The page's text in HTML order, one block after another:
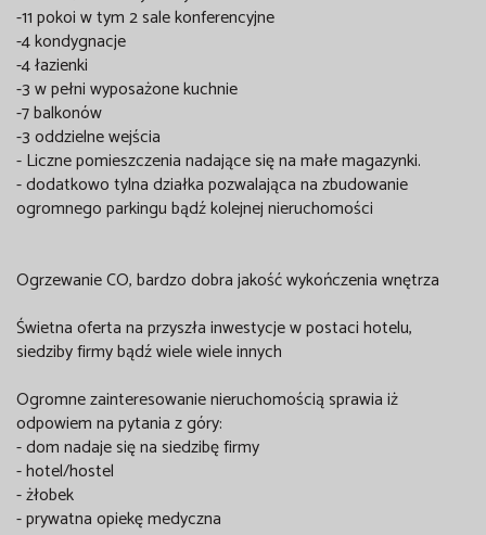
-11 pokoi w tym 2 sale konferencyjne
-4 kondygnacje
-4 łazienki
-3 w pełni wyposażone kuchnie
-7 balkonów
-3 oddzielne wejścia
- Liczne pomieszczenia nadające się na małe magazynki.
- dodatkowo tylna działka pozwalająca na zbudowanie
ogromnego parkingu bądź kolejnej nieruchomości
Ogrzewanie CO, bardzo dobra jakość wykończenia wnętrza
Świetna oferta na przyszła inwestycje w postaci hotelu,
siedziby firmy bądź wiele wiele innych
Ogromne zainteresowanie nieruchomością sprawia iż
odpowiem na pytania z góry:
- dom nadaje się na siedzibę firmy
- hotel/hostel
- żłobek
- prywatna opiekę medyczna